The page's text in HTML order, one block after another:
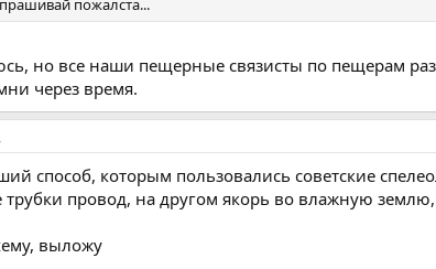
пожалста...
но все наши пещерные связисты по пещерам
через время.
способ, которым пользовались советские
трубки провод, на другом якорь во влажную
выложу